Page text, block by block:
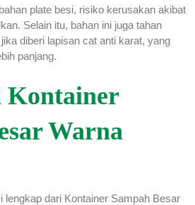
plate besi, risiko kerusakan akibat
Selain itu, bahan ini juga tahan
diberi lapisan cat anti karat, yang
panjang.
Kontainer
Warna
lengkap dari Kontainer Sampah Besar